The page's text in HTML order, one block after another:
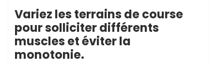
Variez les terrains de course
pour solliciter différents
muscles et éviter la
monotonie.